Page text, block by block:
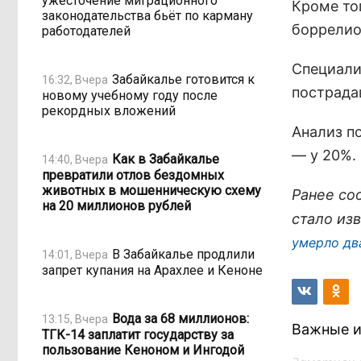
законодательства бьёт по карману
работодателей
16:32, Вчера Забайкалье готовится к
новому учебному году после
рекордных вложений
14:40, Вчера Как в Забайкалье
превратили отлов бездомных
животных в мошенническую схему
на 20 миллионов рублей
14:01, Вчера В Забайкалье продлили
запрет купания на Арахлее и Кеноне
13:15, Вчера Вода за 68 миллионов:
ТГК-14 заплатит государству за
пользование Кеноном и Ингодой
Кроме
Анализ
— у 20%.
Ранее
стало
умерло
Важные